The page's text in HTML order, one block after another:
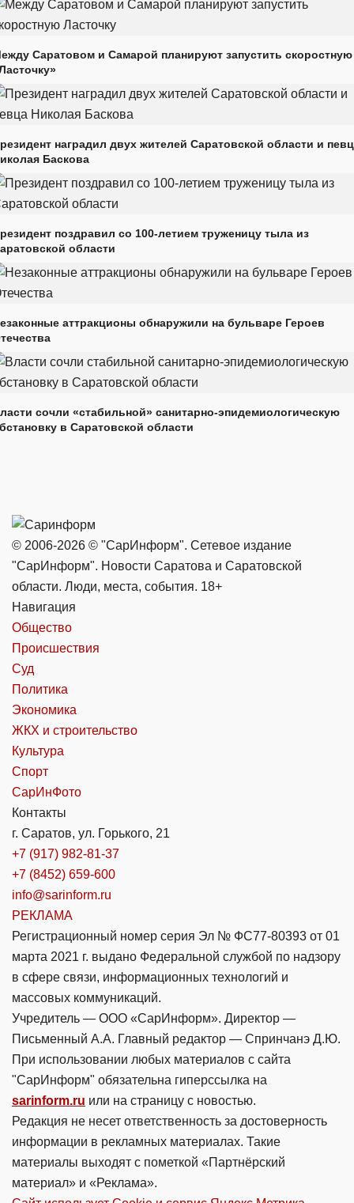
Саратовом и Самарой планируют запустить скоростную
наградил двух жителей Саратовской области и
Баскова
поздравил со 100-летием труженицу тыла из
области
аттракционы обнаружили на бульваре Героев
сочли «стабильной» санитарно-эпидемиологическую
в Саратовской области
© 2006-2026 © "СарИнформ". Сетевое издание
"СарИнформ". Новости Саратова и Саратовской
области. Люди, места, события. 18+
Навигация
Общество
Происшествия
Суд
Политика
Экономика
ЖКХ и строительство
Культура
Спорт
СарИнФото
Контакты
г. Саратов, ул. Горького, 21
+7 (917) 982-81-37
+7 (8452) 659-600
info@sarinform.ru
РЕКЛАМА
Регистрационный номер серия Эл № ФС77-80393 от 01
марта 2021 г. выдано Федеральной службой по надзору
в сфере связи, информационных технологий и
массовых коммуникаций.
Учредитель — ООО «СарИнформ». Директор —
Письменный А.А. Главный редактор — Спринчанэ Д.Ю.
При использовании любых материалов с сайта
"СарИнформ" обязательна гиперссылка на
sarinform.ru или на страницу с новостью.
Редакция не несет ответственность за достоверность
информации в рекламных материалах. Такие
материалы выходят с пометкой «Партнёрский
материал» и «Реклама».